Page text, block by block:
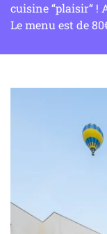
cuisine “plaisir“ !
Le menu est de